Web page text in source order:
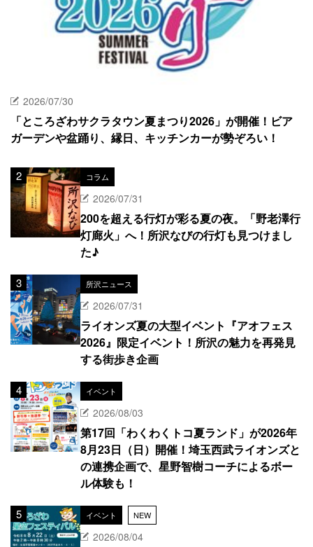
2026/07/30
「ところざわサクラタウン夏まつり2026」が開催！ビア
ガーデンや盆踊り、縁日、キッチンカーが勢ぞろい！
コラム
2026/07/31
200を超える行灯が彩る夏の夜。「野老澤行
灯廊火」へ！所沢なびの行灯も見つけまし
た♪
所沢ニュース
2026/07/31
ライオンズ夏の大型イベント『アオフェス
2026』限定イベント！所沢の魅力を再発見
する街歩き企画
イベント
2026/08/03
第17回「わくわくトコ夏ランド」が2026年
8月23日（日）開催！埼玉西武ライオンズと
の連携企画で、星野智樹コーチによるボー
ル体験も！
イベント NEW
2026/08/04